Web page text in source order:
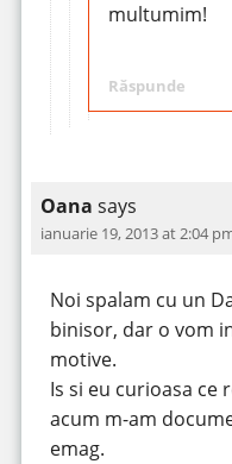
multumim!
Răspunde
Oana says
ianuarie 19, 2013 at 2:04
Noi spalam cu un
binisor, dar o vom
motive.
Is si eu curioasa ce
acum m-am
emag.